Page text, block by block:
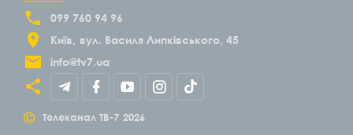
099 760 94 96
Київ
вул. Василя Липківського, 45
info@tv7.ua
© Телеканал ТВ-7 2026